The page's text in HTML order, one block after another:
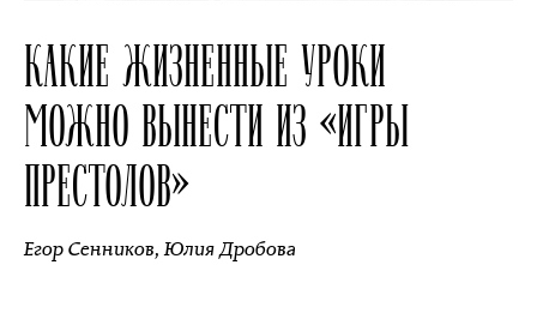
КАКИЕ ЖИЗНЕННЫЕ УРОКИ
МОЖНО ВЫНЕСТИ ИЗ «ИГРЫ
ПРЕСТОЛОВ»
Егор Сенников,Юлия Дробова